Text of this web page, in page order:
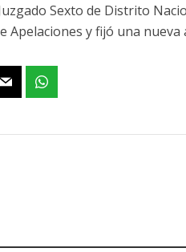
Sexto de Distrito
Apelaciones y fijó una